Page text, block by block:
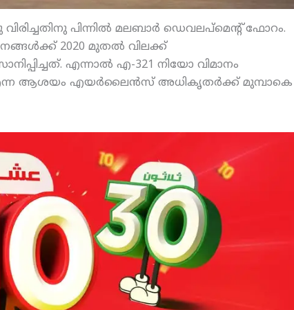
പിന്നില്‍ മലബാര്‍ ഡെവലപ്‌മെന്റ് ഫോറം.
2020 മുതല്‍ വിലക്ക്
എന്നാല്‍ എ-321 നിയോ വിമാനം
എന്ന ആശയം എയര്‍ലൈന്‍സ് അധികൃതര്‍ക്ക് മുമ്പാകെ